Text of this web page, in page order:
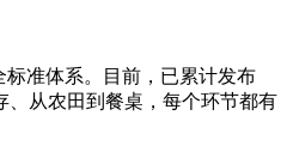
准体系。目前，已累计发布
、从农田到餐桌，每个环节都有